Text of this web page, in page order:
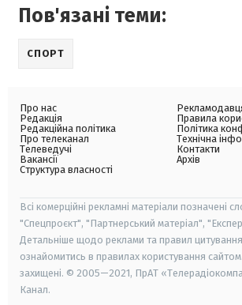
Пов'язані теми:
СПОРТ
Про нас
Редакція
Редакційна політика
Про телеканал
Телеведучі
Вакансії
Структура власності
Правила
Політика
Технічна
Контакти
Архів
Всі комерційні рекламні матеріали позначені
"Спецпроєкт", "Партнерський матеріал",
Детальніше щодо реклами та правил
ознайомитись в правилах користування
захищені. © 2005—2021, ПрАТ
Канал.